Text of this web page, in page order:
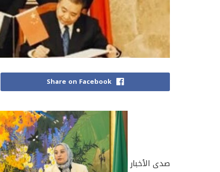
Share on Facebook
صدى الأخبار